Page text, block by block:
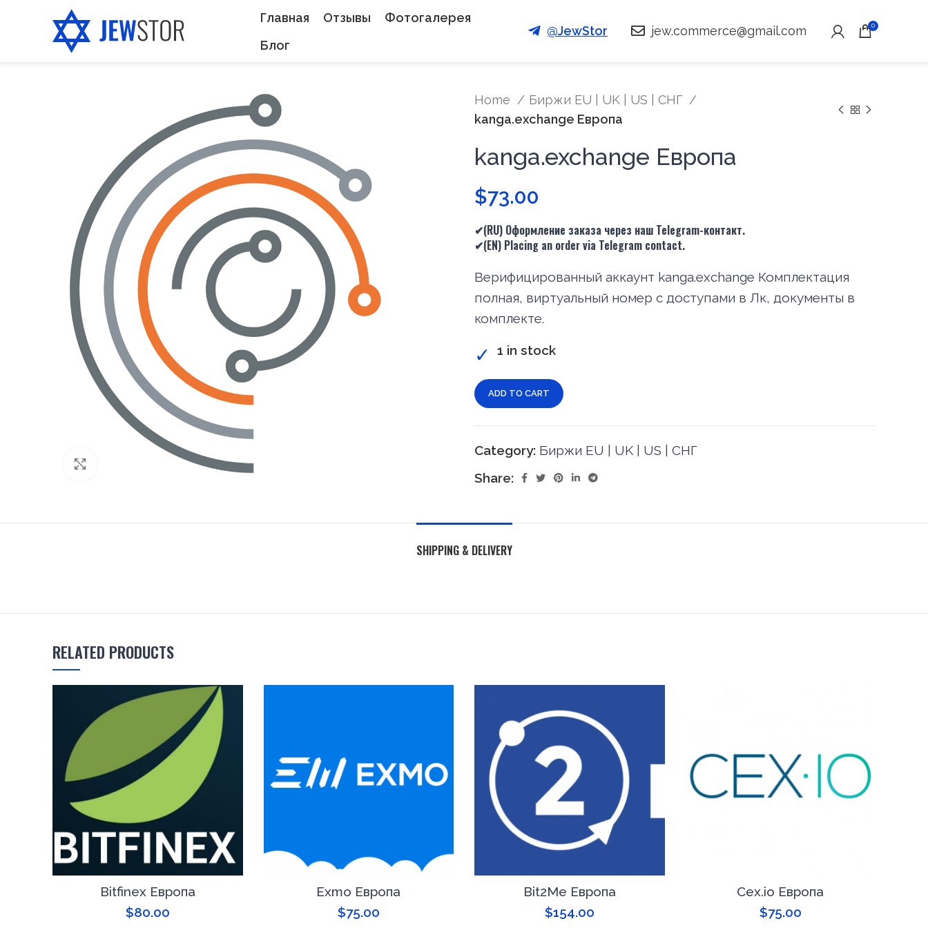
Главная Отзывы
Фотогалерея
Блог
@JewStor jew.commerce@gmail.com 0
Нажмите, чтобы увеличить
Home
Биржи EU | UK | US | СНГ
kanga.exchange Европа
kanga.exchange Европа
$73.00
✔(RU) Оформление заказа через наш Telegram-контакт.
✔(EN) Placing an order via Telegram contact.
Верифицированный аккаунт kanga.exchange Комплектация
полная, виртуальный номер с доступами в Лк, документы в
комплекте.
1 in stock
ADD TO CART
Category: Биржи EU | UK | US | СНГ
Share:
SHIPPING & DELIVERY
RELATED PRODUCTS
Bitfinex Европа
$80.00
Exmo Европа
$75.00
Bit2Me Европа
$154.00
Cex.io Европа
$75.00